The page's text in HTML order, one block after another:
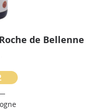
de Bellenne